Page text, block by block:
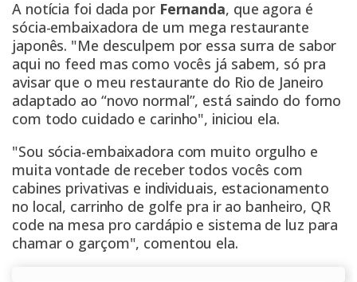
A notícia foi dada por Fernanda, que agora é
sócia-embaixadora de um mega restaurante
japonês. "Me desculpem por essa surra de sabor
aqui no feed mas como vocês já sabem, só pra
avisar que o meu restaurante do Rio de Janeiro
adaptado ao “novo normal”, está saindo do forno
com todo cuidado e carinho", iniciou ela.
"Sou sócia-embaixadora com muito orgulho e
muita vontade de receber todos vocês com
cabines privativas e individuais, estacionamento
no local, carrinho de golfe pra ir ao banheiro, QR
code na mesa pro cardápio e sistema de luz para
chamar o garçom", comentou ela.